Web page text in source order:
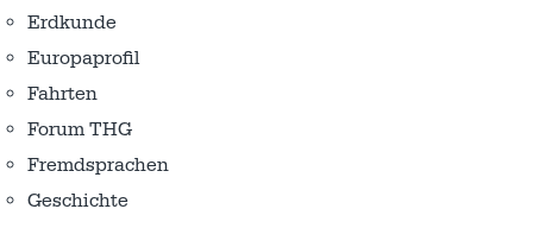
Erdkunde
Europaprofil
Fahrten
Forum THG
Fremdsprachen
Geschichte